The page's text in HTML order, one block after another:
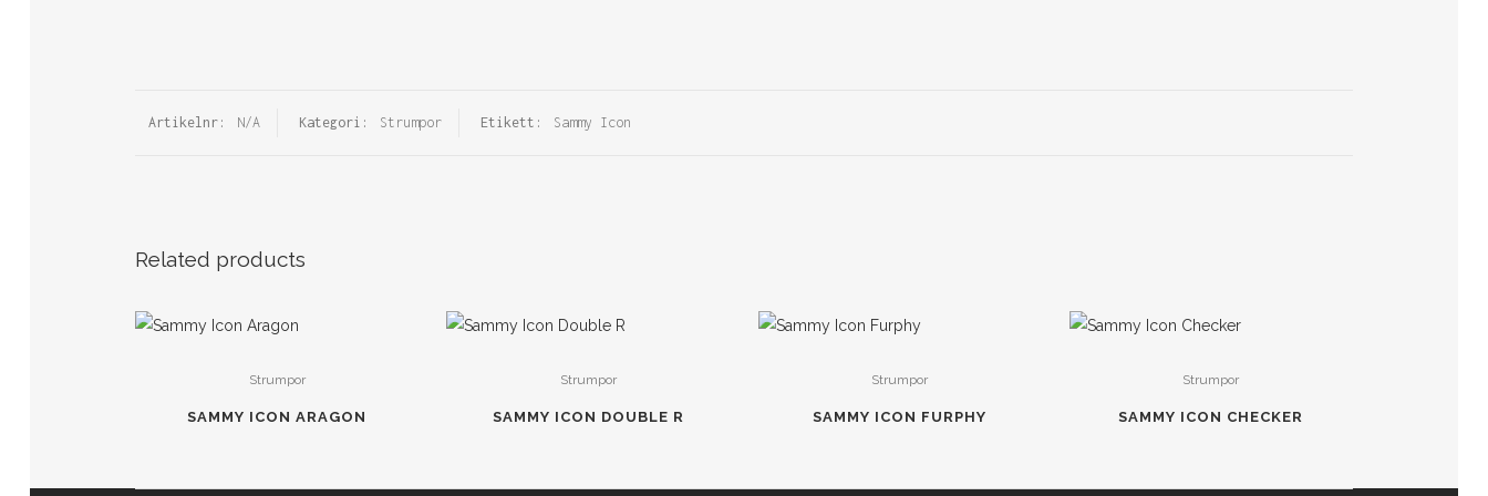
Artikelnr: N/A Kategori: Strumpor Etikett: Sammy Icon
Related products
Strumpor
SAMMY ICON ARAGON
Strumpor
SAMMY ICON DOUBLE R
Strumpor
SAMMY ICON FURPHY
Strumpor
SAMMY ICON CHECKER